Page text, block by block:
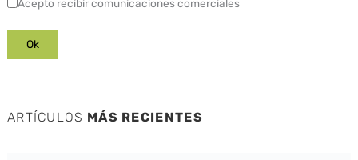
Acepto recibir comunicaciones comerciales
ARTÍCULOS MÁS RECIENTES